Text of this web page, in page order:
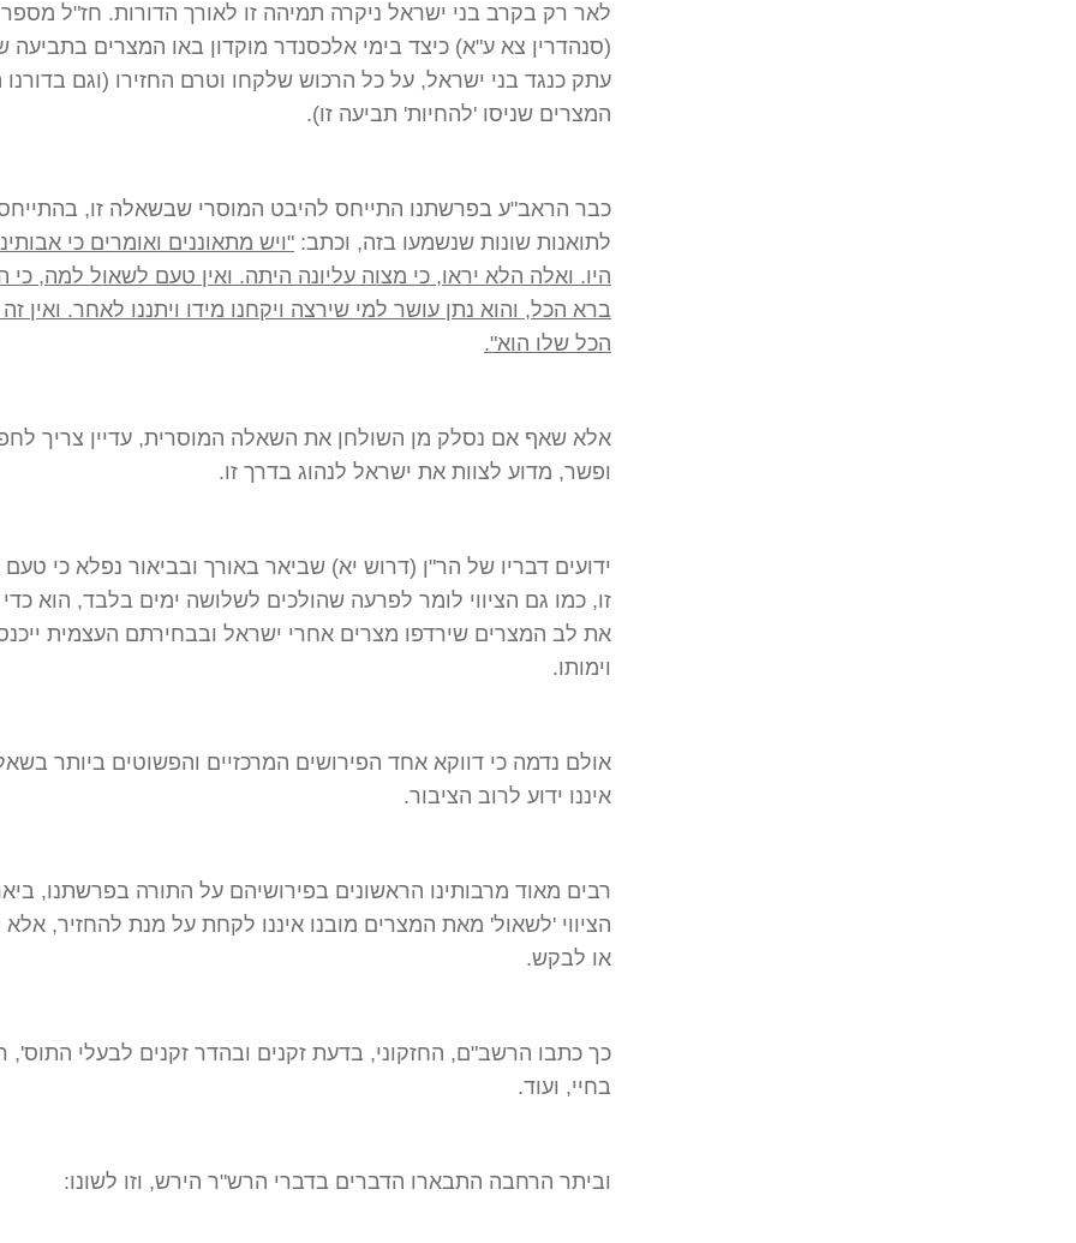
לאר רק בקרב בני ישראל ניקרה תמיהה זו לאורך הדורות. חז"ל
(סנהדרין צא ע"א) כיצד בימי אלכסנדר מוקדון באו המצרים בתביעה
עתק כנגד בני ישראל, על כל הרכוש שלקחו וטרם החזירו (וגם בדורנו
המצרים שניסו 'להחיות' תביעה זו).
כבר הראב"ע בפרשתנו התייחס להיבט המוסרי שבשאלה זו,
לתואנות שונות שנשמעו בזה, וכתב: "ויש מתאוננים ואומרים כי
היו. ואלה הלא יראו, כי מצוה עליונה היתה. ואין טעם לשאול למה, כי
ברא הכל, והוא נתן עושר למי שירצה ויקחנו מידו ויתננו לאחר. ואין
הכל שלו הוא".
אלא שאף אם נסלק מן השולחן את השאלה המוסרית, עדיין צריך
ופשר, מדוע לצוות את ישראל לנהוג בדרך זו.
ידועים דבריו של הר"ן (דרוש יא) שביאר באורך ובביאור נפלא כי
זו, כמו גם הציווי לומר לפרעה שהולכים לשלושה ימים בלבד, הוא
את לב המצרים שירדפו מצרים אחרי ישראל ובבחירתם העצמית
וימותו.
אולם נדמה כי דווקא אחד הפירושים המרכזיים והפשוטים ביותר
איננו ידוע לרוב הציבור.
רבים מאוד מרבותינו הראשונים בפירושיהם על התורה בפרשתנו,
הציווי 'לשאול' מאת המצרים מובנו איננו לקחת על מנת להחזיר,
או לבקש.
כך כתבו הרשב"ם, החזקוני, בדעת זקנים ובהדר זקנים לבעלי התוס',
בחיי, ועוד.
וביתר הרחבה התבארו הדברים בדברי הרש"ר הירש, וזו לשונו: